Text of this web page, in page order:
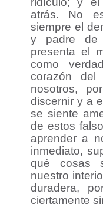
atrás. No
siempre el
y padre de
presenta el
como
corazón
nosotros,
discernir y a
se siente
de estos
aprender a
inmediato,
qué cosas
nuestro
duradera,
ciertamente